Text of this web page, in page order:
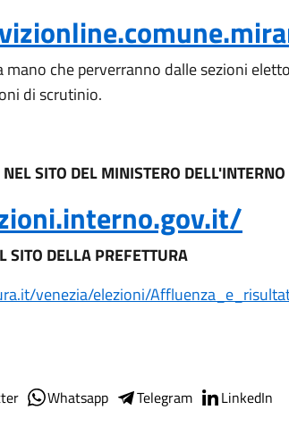
mano che perverranno dalle sezioni
di scrutinio.
SITO DEL MINISTERO DELL'INTERNO
SITO DELLA PREFETTURA
venezia/elezioni/
Whatsapp Telegram LinkedIn